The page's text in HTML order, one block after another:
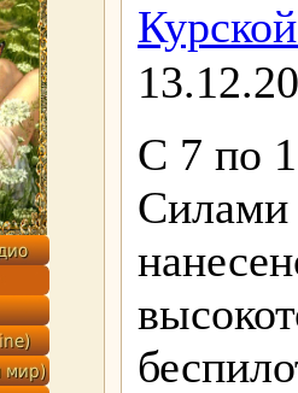
С 7 по
Силами